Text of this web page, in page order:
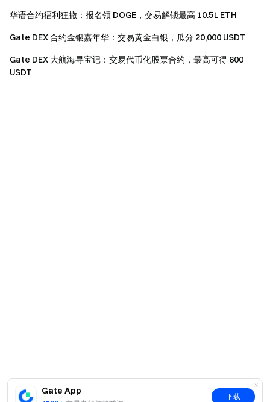
Gate App
下载
华语合约福利狂撒：报名领 DOGE，交易解锁最高 10.51 ETH
Gate DEX 合约金银嘉年华：交易黄金白银，瓜分 20,000 USDT
Gate DEX 大航海寻宝记：交易代币化股票合约，最高可得 600
USDT